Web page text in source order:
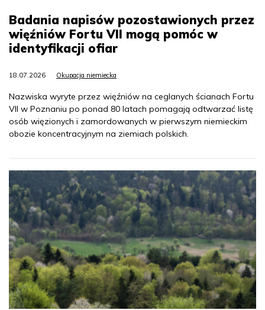
Badania napisów pozostawionych przez
więźniów Fortu VII mogą pomóc w
identyfikacji ofiar
18.07.2026 Okupacja niemiecka
Nazwiska wyryte przez więźniów na ceglanych ścianach Fortu
VII w Poznaniu po ponad 80 latach pomagają odtwarzać listę
osób więzionych i zamordowanych w pierwszym niemieckim
obozie koncentracyjnym na ziemiach polskich.